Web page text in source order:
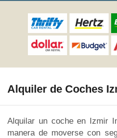
Alquiler de Coches
Alquilar un coche en Izmir
manera de moverse con